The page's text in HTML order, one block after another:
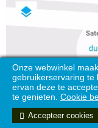
Onze webwinkel
gebruikerservaring te
ervan deze te
te genieten. Cookie
Accepteer cookies